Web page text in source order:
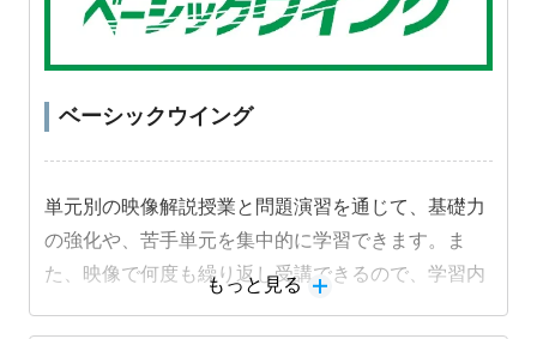
ベーシックウイング
単元別の映像解説授業と問題演習を通じて、基礎力
の強化や、苦手単元を集中的に学習できます。ま
た、映像で何度も繰り返し受講できるので、学習内
もっと見る